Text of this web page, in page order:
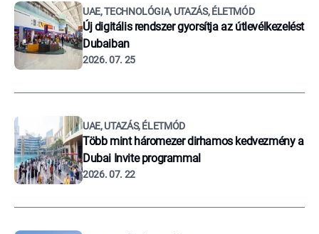
UAE, TECHNOLÓGIA, UTAZÁS, ÉLETMÓD
Új digitális rendszer gyorsítja az útlevélkezelést
Dubaiban
2026. 07. 25
UAE, UTAZÁS, ÉLETMÓD
Több mint háromezer dirhamos kedvezmény a
Dubai Invite programmal
2026. 07. 22